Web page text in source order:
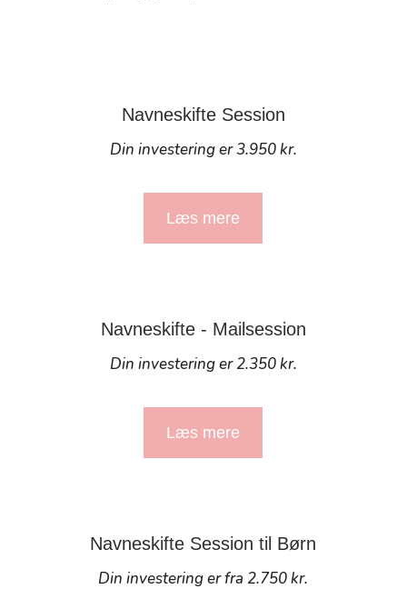
Navneskifte Session
Din investering er 3.950 kr.
Læs mere
Navneskifte - Mailsession
Din investering er 2.350 kr.
Læs mere
Navneskifte Session til Børn
Din investering er fra 2.750 kr.